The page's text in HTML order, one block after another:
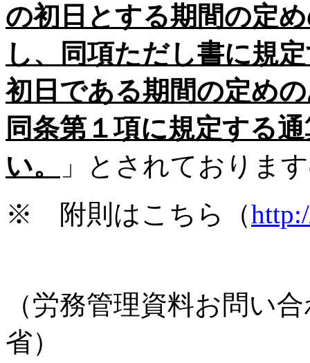
の初日とする期間の定
し、同項ただし書に規
初日である期間の定め
同条第１項に規定する
い。
」とされておりま
※ 附則はこちら（
（労務管理資料お問い
省）